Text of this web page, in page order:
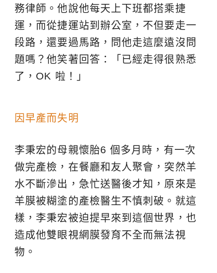
務律師。他說他每天上下班都搭乘捷
運，而從捷運站到辦公室，不但要走一
段路，還要過馬路，問他走這麼遠沒問
題嗎？他笑著回答：「已經走得很熟悉
了，OK 啦！」
因早產而失明
李秉宏的母親懷胎6 個多月時，有一次
做完產檢，在餐廳和友人聚會，突然羊
水不斷滲出，急忙送醫後才知，原來是
羊膜被糊塗的產檢醫生不慎刺破。就這
樣，李秉宏被迫提早來到這個世界，也
造成他雙眼視網膜發育不全而無法視
物。